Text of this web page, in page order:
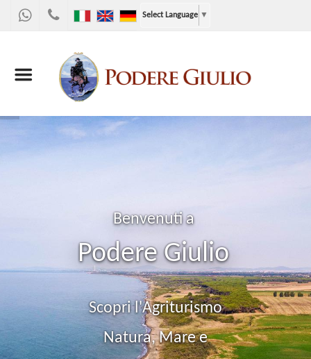
WhatsApp
9867955
Select Language ▼
Benvenuti a
Podere Giulio
Scopri l'Agriturismo
Natura, Mare e